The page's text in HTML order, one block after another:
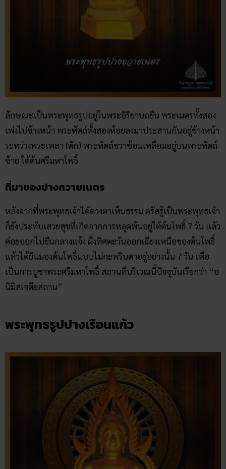
ลักษณะเป็นพระพุทธรูปอยู่ในพระอิริยาบถยืน พระเมตรทั้งสอง
เพ่งไปข้างหน้า พระหัตถ์ทั้งสองห้อยลงมาประสานกันอยู่ข้างหน้า
ระหว่างพระเพลา (ตัก) พระหัตถ์ขวาซ้อนเหลื่อมอยู่บนพระหัตถ์
ซ้าย ใต้ต้นศรีมหาโพธิ์
ที่มาของปางถวายเนตร
หลังจากที่พระพุทธเจ้าได้ดวงตาเห็นธรรม ตรัสรู้เป็นพระพุทธเจ้า
ก็ยังประทับเสวยสุขที่เกิดจากการหลุดพ้นอยู่ใต้ต้นโพธิ์ 7 วัน แล้ว
ค่อยออกไปยืนกลางแจ้ง ฝั่งทิศตะวันออกเฉียงเหนือของต้นโพธิ์
แล้วได้ยืนมองต้นโพธิ์แบบไม่กะพริบตาอยู่อย่างนั้น 7 วัน เพื่อ
เป็นการบูชาพระศรีมหาโพธิ์ สถานที่บริเวณนี้ปัจจุบันเรียกว่า “อ
นิมิสเจดียสถาน”
พระพุทธรูปปางเรือนแก้ว